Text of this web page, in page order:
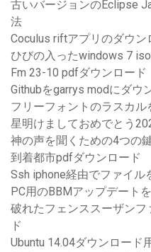
古いバージョンのEclipse
法
Coculus riftアプリのダウン
ひびの入ったwindows 7
Fm 23-10 pdfダウンロード
Githubをgarrys modにダウ
フリーフォントのラスカル
星明けましておめでとう
神の声を聞くための4つの
到着都市pdfダウンロード
Ssh iphone経由でファイル
PC用のBBMアップデート
破れたフェンススーザン
ド
Ubuntu 14.04ダウンロード